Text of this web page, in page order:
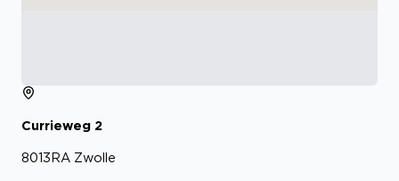
Currieweg 2
8013RA Zwolle